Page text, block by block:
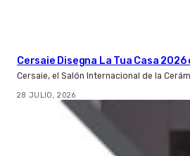
Cersaie Disegna La Tua Casa
Cersaie, el Salón Internacional de la
28 JULIO, 2026